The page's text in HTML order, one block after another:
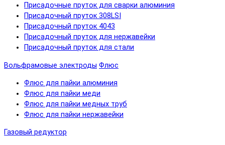
Присадочные пруток для сварки алюминия
Присадочный пруток 308LSI
Присадочный пруток 4043
Присадочный пруток для нержавейки
Присадочный пруток для стали
Вольфрамовые электроды Флюс
Флюс для пайки алюминия
Флюс для пайки меди
Флюс для пайки медных труб
Флюс для пайки нержавейки
Газовый редуктор